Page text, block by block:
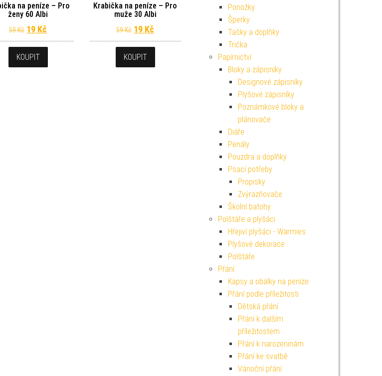
Kč.
359 Kč.
na peníze – Pro
ženy 60 Albi
59Kč Původní cena byla: 59 Kč.
19 Kč Aktuální cena je: 19 Kč.
KOUPIT
Krabička na peníze – Pro
muže 30 Albi
59Kč Původní cena byla: 59 Kč.
19 Kč Aktuální cena je: 19 Kč.
KOUPIT
Ponožky
Šperky
Tašky a doplňky
Trička
Papírnictví
Bloky a zápisníky
Designové zápisníky
Plyšové zápisníky
Poznámkové bloky a
plánovače
Diáře
Penály
Pouzdra a doplňky
Psací potřeby
Propisky
Zvýrazňovače
Školní batohy
Polštáře a plyšáci
Hřejiví plyšáci - Warmies
Plyšové dekorace
Polštáře
Přání
Kapsy a obálky na peníze
Přání podle příležitosti
Dětská přání
Přání k dalším
příležitostem
Přání k narozeninám
Přání ke svatbě
Vánoční přání